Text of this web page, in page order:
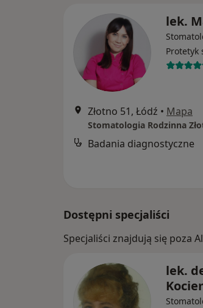
lek.
Protetyk
Złotno 51, Łódź • Mapa
Stomatologia Rodzinna
Badania diagnostyczne
Dostępni specjaliści
Specjaliści znajdują się poza
lek.